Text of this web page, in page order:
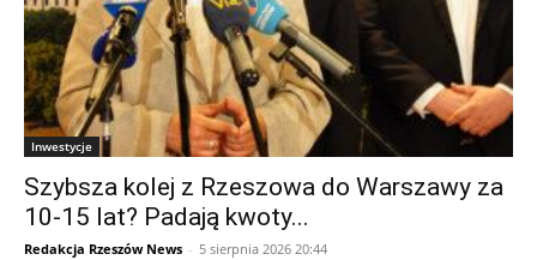
Inwestycje
Szybsza kolej z Rzeszowa do Warszawy za
10-15 lat? Padają kwoty...
Redakcja Rzeszów News - 5 sierpnia 2026 20:44